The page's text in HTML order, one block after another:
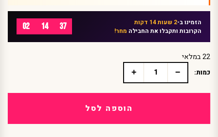
הזמינו ב-2 שעות 14 דקות
הקרובות ותקבלו את החבילה מחר! 02 14 37
22 במלאי
כמות
גרביון
חורים
כמות: −
+
הוספה לסל